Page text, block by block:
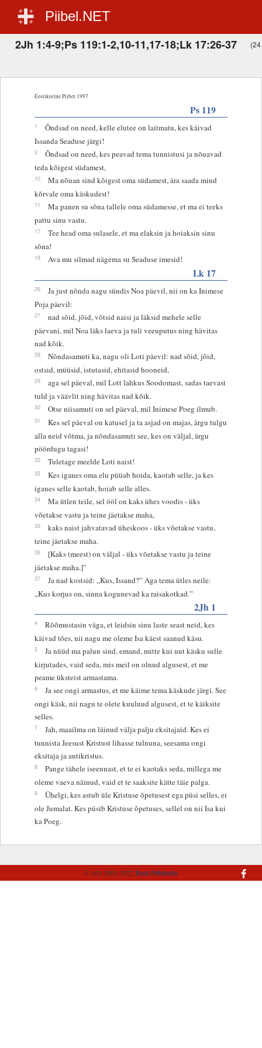
Piibel.NET
2Jh 1:4-9;Ps 119:1-2,10-11,17-18;Lk 17:26-37
Eestikeelne Piibel 1997
Ps 119
1
Õndsad on need, kelle elutee on laitmatu, kes käivad
Issanda Seaduse järgi!
2
Õndsad on need, kes peavad tema tunnistusi ja nõuavad
teda kõigest südamest,
10
Ma nõuan sind kõigest oma südamest, ära saada mind
kõrvale oma käskudest!
11
Ma panen su sõna tallele oma südamesse, et ma ei teeks
pattu sinu vastu.
17
Tee head oma sulasele, et ma elaksin ja hoiaksin sinu
sõna!
18 Ava mu silmad nägema su Seaduse imesid!
Lk 17
26
Ja just nõnda nagu sündis Noa päevil, nii on ka Inimese
Poja päevil:
27
nad sõid, jõid, võtsid naisi ja läksid mehele selle
päevani, mil Noa läks laeva ja tuli veeuputus ning hävitas
nad kõik.
28
Nõndasamuti ka, nagu oli Loti päevil: nad sõid, jõid,
ostsid, müüsid, istutasid, ehitasid hooneid,
29
aga sel päeval, mil Lott lahkus Soodomast, sadas taevast
tuld ja väävlit ning hävitas nad kõik.
30 Otse niisamuti on sel päeval, mil Inimese Poeg ilmub.
31
Kes sel päeval on katusel ja ta asjad on majas, ärgu tulgu
alla neid võtma, ja nõndasamuti see, kes on väljal, ärgu
pöördugu tagasi!
32 Tuletage meelde Loti naist!
33
Kes iganes oma elu püüab hoida, kaotab selle, ja kes
iganes selle kaotab, hoiab selle alles.
34
Ma ütlen teile, sel ööl on kaks ühes voodis - üks
võetakse vastu ja teine jäetakse maha,
35
kaks naist jahvatavad üheskoos - üks võetakse vastu,
teine jäetakse maha.
36
[Kaks (meest) on väljal - üks võetakse vastu ja teine
jäetakse maha.]”
37
Ja nad kostsid: „Kus, Issand?” Aga tema ütles neile:
„Kus korjus on, sinna kogunevad ka raisakotkad.”
2Jh 1
4
Rõõmustasin väga, et leidsin sinu laste seast neid, kes
käivad tões, nii nagu me oleme Isa käest saanud käsu.
5
Ja nüüd ma palun sind, emand, mitte kui uut käsku sulle
kirjutades, vaid seda, mis meil on olnud algusest, et me
peame üksteist armastama.
6
Ja see ongi armastus, et me käime tema käskude järgi. See
ongi käsk, nii nagu te olete kuulnud algusest, et te käiksite
selles.
7
Jah, maailma on läinud välja palju eksitajaid. Kes ei
tunnista Jeesust Kristust lihasse tulnuna, seesama ongi
eksitaja ja antikristus.
8
Pange tähele iseennast, et te ei kaotaks seda, millega me
oleme vaeva näinud, vaid et te saaksite kätte täie palga.
9
Ühelgi, kes astub üle Kristuse õpetusest ega püsi selles, ei
ole Jumalat. Kes püsib Kristuse õpetuses, sellel on nii Isa kui
ka Poeg.
© AD 2005-2022Eesti Piibliselts